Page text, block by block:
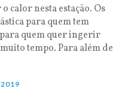
calor nesta estação. Os
para quem tem
quem quer ingerir
tempo. Para além de